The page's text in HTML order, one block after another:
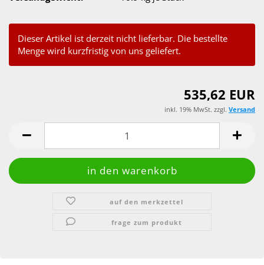
Dieser Artikel ist derzeit nicht lieferbar. Die bestellte
Menge wird kurzfristig von uns geliefert.
535,62 EUR
inkl. 19% MwSt. zzgl. Versand
auf den merkzettel
frage zum produkt